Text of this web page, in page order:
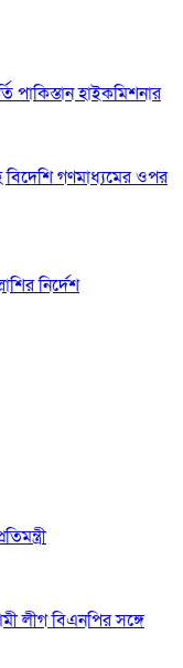
পাকিস্তান হাইকমিশনার
বিদেশি গণমাধ্যমের ওপর
নির্দেশ
লীগ বিএনপির সঙ্গে